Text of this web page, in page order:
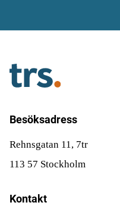
Besöksadress
Rehnsgatan 11, 7tr
113 57 Stockholm
Kontakt